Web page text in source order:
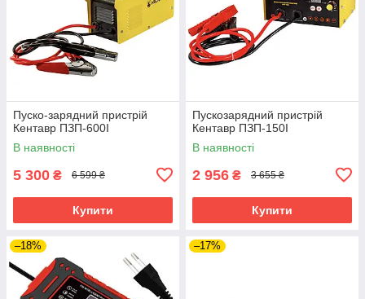
Пуско-зарядний пристрій
Кентавр ПЗП-600І
В наявності
5 300 ₴ 6 599 ₴
Купити
Пускозарядний пристрій
Кентавр ПЗП-150І
В наявності
2 956 ₴ 3 655 ₴
Купити
–18% –17%